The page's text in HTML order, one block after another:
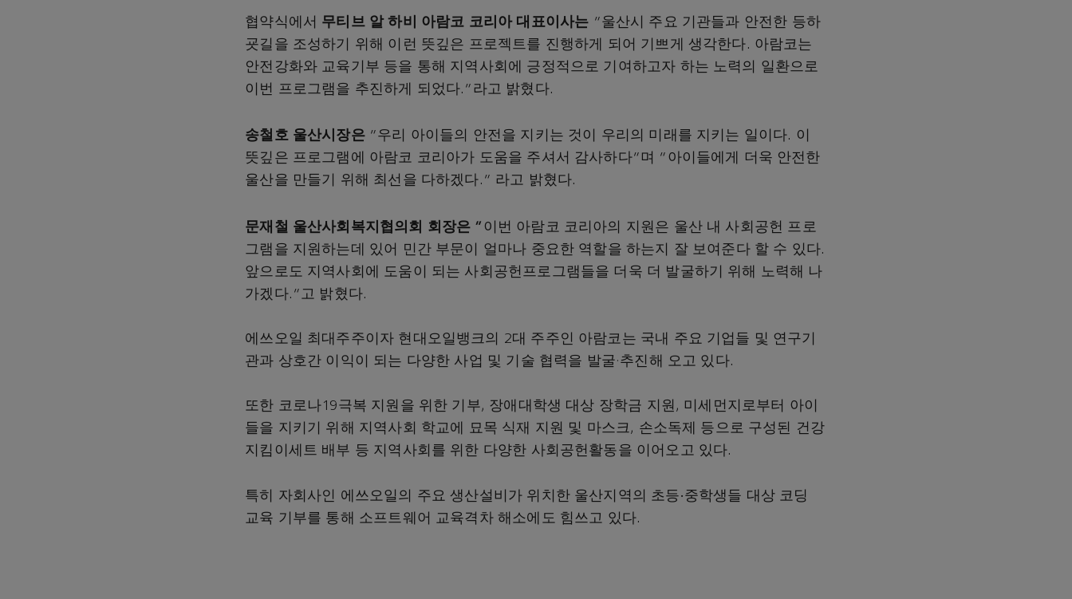
협약식에서 무티브 알하비 아람코 코리아 대표이사는 “울산시 주요 기관들과 안전한 등하
굣길을 조성하기 위해 이런 뜻깊은 프로젝트를 진행하게 되어 기쁘게 생각한다. 아람코는
안전강화와 교육기부 등을 통해 지역사회에 긍정적으로 기여하고자 하는 노력의 일환으로
이번 프로그램을 추진하게 되었다.”라고 밝혔다.
송철호 울산시장은“우리 아이들의 안전을 지키는 것이 우리의 미래를 지키는 일이다. 이
뜻깊은 프로그램에 아람코 코리아가 도움을 주셔서 감사하다”며 “아이들에게 더욱 안전한
울산을 만들기 위해 최선을 다하겠다.” 라고 밝혔다.
문재철 울산사회복지협의회 회장은 “ 이번 아람코 코리아의 지원은 울산 내 사회공헌 프로
그램을 지원하는데 있어 민간 부문이 얼마나 중요한 역할을 하는지 잘 보여준다 할 수 있다.
앞으로도 지역사회에 도움이 되는 사회공헌프로그램들을 더욱 더 발굴하기 위해 노력해 나
가겠다.”고 밝혔다.
에쓰오일 최대주주이자 현대오일뱅크의 2대 주주인 아람코는 국내 주요 기업들 및 연구기
관과 상호간 이익이 되는 다양한 사업 및 기술 협력을 발굴·추진해 오고 있다.
또한 코로나19극복 지원을 위한 기부, 장애대학생 대상 장학금 지원, 미세먼지로부터 아이
들을 지키기 위해 지역사회 학교에 묘목 식재 지원 및 마스크, 손소독제 등으로 구성된 건강
지킴이세트 배부 등 지역사회를 위한 다양한 사회공헌활동을 이어오고 있다.
특히 자회사인 에쓰오일의 주요 생산설비가 위치한 울산지역의 초등∙중학생들 대상 코딩
교육 기부를 통해 소프트웨어 교육격차 해소에도 힘쓰고 있다.